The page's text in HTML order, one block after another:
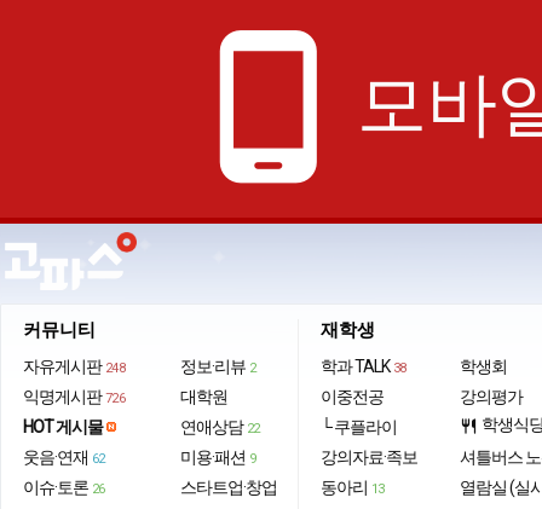
phone_android 모바
커뮤니티
자유게시판 248
익명게시판 726
HOT 게시물
웃음·연재 62
이슈·토론 26
정보·리뷰 2
대학원
연애상담 22
미용·패션 9
스타트업·창업
재학생
학과 TALK 38
이중전공
└ 쿠플라이
강의자료·족보
동아리 13
학생회
강의평가
restaurant 학생식
셔틀버스
열람실 (실